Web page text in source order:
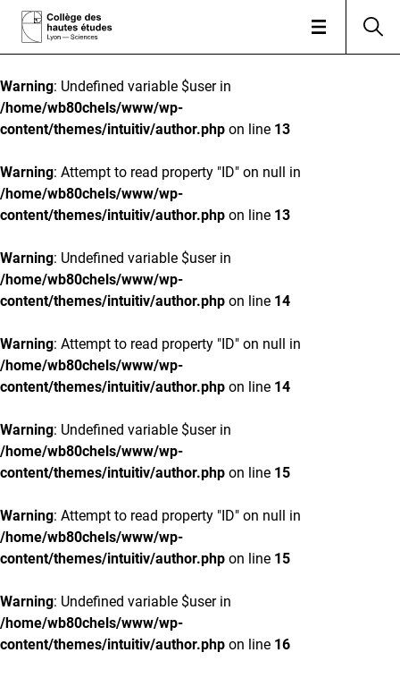
Warning: Undefined variable $user in
/home/wb80chels/www/wp-
content/themes/intuitiv/author.php on line 13
Warning: Attempt to read property "ID" on null in
/home/wb80chels/www/wp-
content/themes/intuitiv/author.php on line 13
Warning: Undefined variable $user in
/home/wb80chels/www/wp-
content/themes/intuitiv/author.php on line 14
Warning: Attempt to read property "ID" on null in
/home/wb80chels/www/wp-
content/themes/intuitiv/author.php on line 14
Warning: Undefined variable $user in
/home/wb80chels/www/wp-
content/themes/intuitiv/author.php on line 15
Warning: Attempt to read property "ID" on null in
/home/wb80chels/www/wp-
content/themes/intuitiv/author.php on line 15
Warning: Undefined variable $user in
/home/wb80chels/www/wp-
content/themes/intuitiv/author.php on line 16